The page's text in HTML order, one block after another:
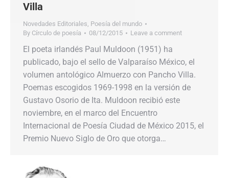
Villa
Novedades Editoriales, Poesía del mundo
By Círculo de poesía 08/12/2015 Leave a comment
El poeta irlandés Paul Muldoon (1951) ha
publicado, bajo el sello de Valparaíso México, el
volumen antológico Almuerzo con Pancho Villa.
Poemas escogidos 1969-1998 en la versión de
Gustavo Osorio de Ita. Muldoon recibió este
noviembre, en el marco del Encuentro
Internacional de Poesía Ciudad de México 2015, el
Premio Nuevo Siglo de Oro que otorga…